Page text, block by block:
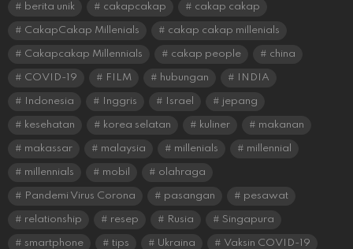
berita unik cakapcakap cakap cakap
CakapCakap Millenials cakap cakap millenials
Cakapcakap Millennials cakap people china
COVID-19 FILM hubungan INDIA
Indonesia Inggris Israel jepang
kesehatan korea selatan kuliner makanan
makassar malaysia millenials millennial
millennials mobil olahraga
Pandemi Virus Corona pasangan pesawat
relationship resep Rusia Singapura
smartphone tips Ukraina Vaksin COVID-19